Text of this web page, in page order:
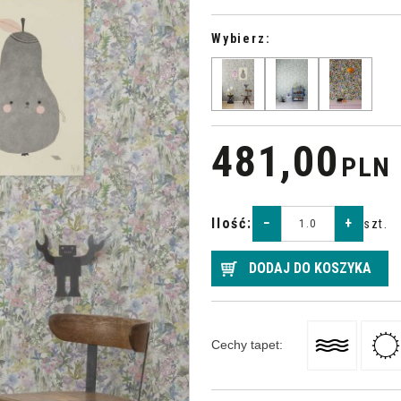
>
Wybierz:
481,00 PLN
Ilość: − + szt.
DODAJ DO KOSZYKA
Cechy tapet: